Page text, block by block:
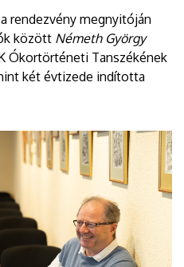
rendezvény megnyitóján
között Németh György
Ókortörténeti Tanszékének
két évtizede indította